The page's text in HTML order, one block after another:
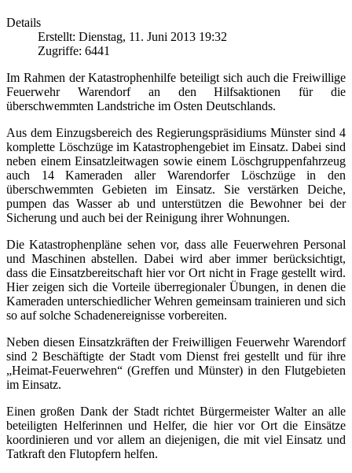
Details
Erstellt: Dienstag, 11. Juni 2013 19:32
Zugriffe: 6441
Im Rahmen der Katastrophenhilfe beteiligt sich auch die Freiwillige
Feuerwehr Warendorf an den Hilfsaktionen für die
überschwemmten Landstriche im Osten Deutschlands.
Aus dem Einzugsbereich des Regierungspräsidiums Münster sind 4
komplette Löschzüge im Katastrophengebiet im Einsatz. Dabei sind
neben einem Einsatzleitwagen sowie einem Löschgruppenfahrzeug
auch 14 Kameraden aller Warendorfer Löschzüge in den
überschwemmten Gebieten im Einsatz. Sie verstärken Deiche,
pumpen das Wasser ab und unterstützen die Bewohner bei der
Sicherung und auch bei der Reinigung ihrer Wohnungen.
Die Katastrophenpläne sehen vor, dass alle Feuerwehren Personal
und Maschinen abstellen. Dabei wird aber immer berücksichtigt,
dass die Einsatzbereitschaft hier vor Ort nicht in Frage gestellt wird.
Hier zeigen sich die Vorteile überregionaler Übungen, in denen die
Kameraden unterschiedlicher Wehren gemeinsam trainieren und sich
so auf solche Schadenereignisse vorbereiten.
Neben diesen Einsatzkräften der Freiwilligen Feuerwehr Warendorf
sind 2 Beschäftigte der Stadt vom Dienst frei gestellt und für ihre
„Heimat-Feuerwehren“ (Greffen und Münster) in den Flutgebieten
im Einsatz.
Einen großen Dank der Stadt richtet Bürgermeister Walter an alle
beteiligten Helferinnen und Helfer, die hier vor Ort die Einsätze
koordinieren und vor allem an diejenigen, die mit viel Einsatz und
Tatkraft den Flutopfern helfen.